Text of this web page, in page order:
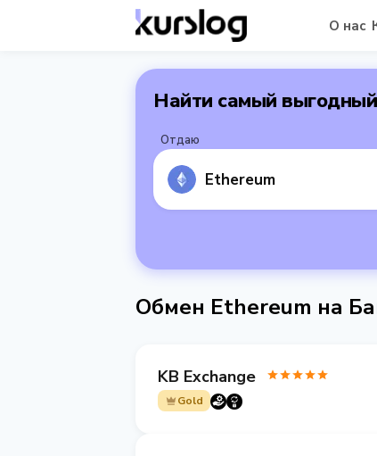
О нас
Найти самый
Отдаю
Ethereum
Обмен Ethereum на
KB Exchange
Gold